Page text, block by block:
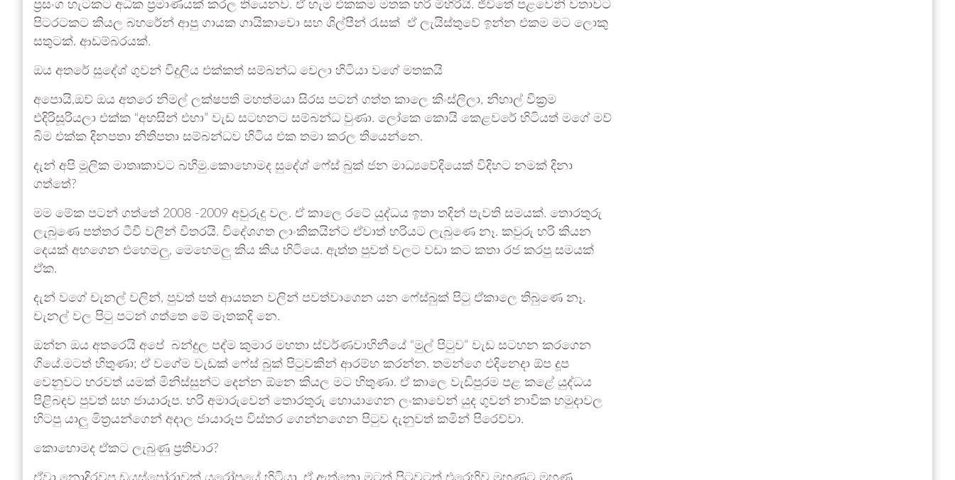
ප්‍රසංග හැටකට අධික ප්‍රමාණයක් කරල තියෙනව. ඒ හැම එකකම මතක හරි මිහිරියි. ජීවිතේ පළවෙනි වතාවට
පිටරටකට කියල බහරේන් ආපු ගායක ගායිකාවො සහ ශිල්පීන් රැසක් ඒ ලැයිස්තුවේ ඉන්න එකම මට ලොකු
සතුටක්. ආඩම්බරයක්.
ඔය අතරේ සුදේශ් ගුවන් විදුලිය එක්කත් සම්බන්ධ වෙලා හිටියා වගේ මතකයි
අපොයි,ඔව් ඔය අතරෙ නිමල් ලක්ෂපති මහත්මයා සිරස පටන් ගත්ත කාලෙ කිංස්ලිලා, නිහාල් වික්‍රම
එදිරිසූරියලා එක්ක “අහසින් එහා” වැඩ සටහනට සම්බන්ධ වුණා. ලෝකෙ කොයි කෙළවරේ හිටියත් මගේ මව්
බිම එක්ක දිනපතා නිතිපතා සම්බන්ධව හිටිය එක තමා කරල තියෙන්නෙ.
දැන් අපි මූලික මාතෘකාවට බහිමු.කොහොමද සුදේශ් ෆේස් බුක් ජන මාධ්‍යවේදියෙක් විදිහට නමක් දිනා
ගත්තේ?
මම මේක පටන් ගත්තේ 2008 -2009 අවුරුදු වල. ඒ කාලෙ රටේ යුද්ධය ඉතා තදින් පැවති සමයක්. තොරතුරු
ලැබුණෙ පත්තර ටීවී වලින් විතරයි. විදේශගත ලාංකිකයින්ට ඒවාත් හරියට ලැබුණෙ නෑ. කවුරු හරි කියන
දෙයක් අහගෙන එහෙමලු, මෙහෙමලු කිය කිය හිටියෙ. ඇත්ත පුවත් වලට වඩා කට කතා රජ කරපු සමයක්
ඒක.
දැන් වගේ චැනල් වලින්, පුවත් පත් ආයතන වලින් පවත්වාගෙන යන ෆේස්බුක් පිටු ඒකාලෙ තිබුණෙ නෑ.
චැනල් වල පිටු පටන් ගත්තෙ මේ මෑතකදි නෙ.
ඔන්න ඔය අතරෙයි අපේ බන්දුල පද්ම කුමාර මහතා ස්වර්ණවාහිනීයේ “මුල් පිටුව” වැඩ සටහන කරගෙන
ගියේ.මටත් හිතුණා; ඒ වගේම වැඩක් ෆේස් බුක් පිටුවකින් ආරම්භ කරන්න. තමන්ගෙ එදිනෙදා ඕප දූප
වෙනුවට හරවත් යමක් මිනිස්සුන්ට දෙන්න ඕනෙ කියල මට හිතුණා. ඒ කාලෙ වැඩිපුරම පළ කළේ යුද්ධය
පිළිබඳව පුවත් සහ ජායාරූප. හරි අමාරුවෙන් තොරතුරු හොයාගෙන ලංකාවෙන් යුද ගුවන් නාවික හමුදාවල
හිටපු යාලු මිත්‍රයන්ගෙන් අදාල ජායාරූප විස්තර ගෙන්නගෙන පිටුව දැනුවත් කමින් පිරෙව්වා.
කොහොමද ඒකට ලැබුණු ප්‍රතිචාර?